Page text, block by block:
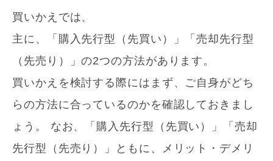
買いかえでは、
主に、「購入先行型（先買い）」「売却先行型
（先売り）」の2つの方法があります。
買いかえを検討する際にはまず、ご自身がどち
らの方法に合っているのかを確認しておきまし
ょう。
なお、「購入先行型（先買い）」「売却
先行型（先売り）」ともに、メリット・デメリ